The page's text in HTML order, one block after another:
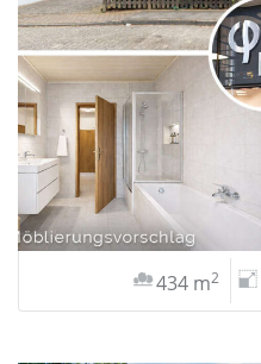
434 m2